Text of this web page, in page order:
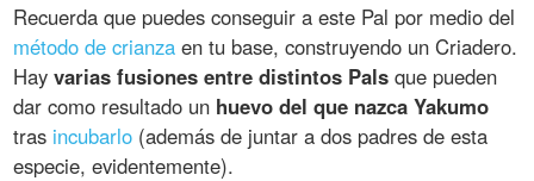
Recuerda que puedes conseguir a este Pal por medio del
método de crianza en tu base, construyendo un Criadero.
Hayvarias fusiones entre distintos Pals que pueden
dar como resultado un huevo del que nazca Yakumo
tras incubarlo (además de juntar a dos padres de esta
especie, evidentemente).